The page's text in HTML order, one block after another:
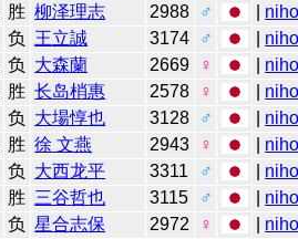
胜 柳泽理志 2988 ♂
负 王立誠 3174 ♂
负 大森蘭 2669 ♀
胜 长岛梢惠 2578 ♀
负 大場惇也 3128 ♂
胜 徐 文燕 2943 ♀
负 大西龙平 3311 ♂
胜 三谷哲也 3115 ♂
负 星合志保 2972 ♀